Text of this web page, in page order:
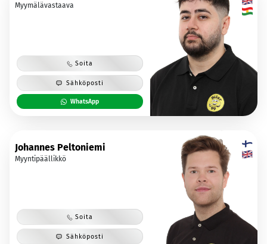
Myymälävastaava
Soita
Sähköposti
WhatsApp
Johannes Peltoniemi
Myyntipäällikkö
Soita
Sähköposti